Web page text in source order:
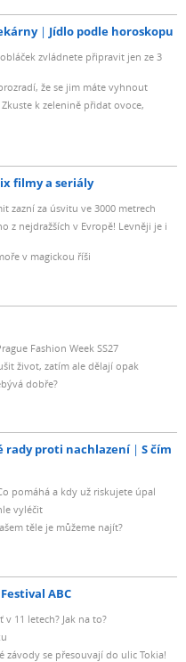
Jídlo podle horoskopu
zvládnete připravit jen ze 3
že se jim máte vyhnout
k zelenině přidat ovoce,
filmy a seriály
zazní za úsvitu ve 3000 metrech
z nejdražších v Evropě! Levněji je i
v magickou říši
Fashion Week SS27
život, zatím ale dělají opak
dobře?
rady proti nachlazení
S čím
pomáhá a kdy už riskujete úpal
vyléčit
těle je můžeme najít?
Festival ABC
11 letech? Jak na to?
závody se přesouvají do ulic Tokia!